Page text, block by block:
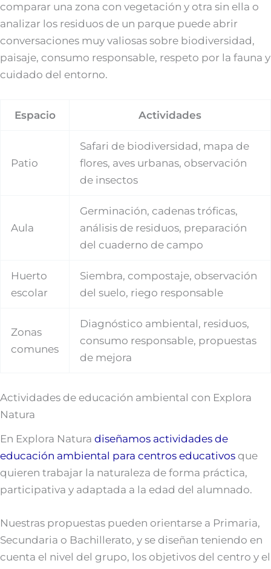
comparar una zona con vegetación y otra sin ella o
analizar los residuos de un parque puede abrir
conversaciones muy valiosas sobre biodiversidad,
paisaje, consumo responsable, respeto por la fauna y
cuidado del entorno.
Espacio Actividades
Patio
Safari de biodiversidad, mapa de
flores, aves urbanas, observación
de insectos
Aula
Germinación, cadenas tróficas,
análisis de residuos, preparación
del cuaderno de campo
Huerto
escolar
Siembra, compostaje, observación
del suelo, riego responsable
Zonas
comunes
Diagnóstico ambiental, residuos,
consumo responsable, propuestas
de mejora
Actividades de educación ambiental con Explora
Natura
En Explora Natura diseñamos actividades de
educación ambiental para centros educativos que
quieren trabajar la naturaleza de forma práctica,
participativa y adaptada a la edad del alumnado.
Nuestras propuestas pueden orientarse a Primaria,
Secundaria o Bachillerato, y se diseñan teniendo en
cuenta el nivel del grupo, los objetivos del centro y el